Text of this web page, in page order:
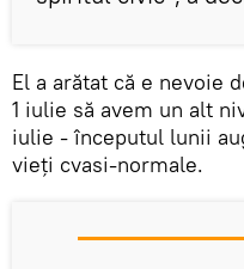
El a arătat că e nevoie
1 iulie să avem un alt
iulie - începutul lunii
vieți cvasi-normale.